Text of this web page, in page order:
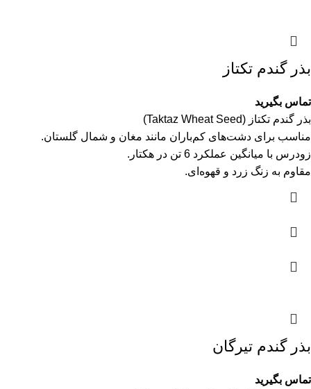
بذر گندم تکتاز
تماس بگیرید
بذر گندم تکتاز (Taktaz Wheat Seed)
مناسب برای دشت‌های کم‌باران مانند مغان و شمال گلستان.
زودرس با میانگین عملکرد 6 تن در هکتار.
مقاوم به زنگ زرد و قهوه‌ای.
بذر گندم تیرگان
تماس بگیرید